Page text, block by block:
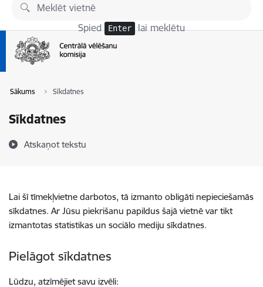
Pāriet uz lapas saturu
Spied Enter lai meklētu
Sākums Sīkdatnes
Sīkdatnes
Atskaņot tekstu
Lai šī tīmekļvietne darbotos, tā izmanto obligāti nepieciešamās
sīkdatnes. Ar Jūsu piekrišanu papildus šajā vietnē var tikt
izmantotas statistikas un sociālo mediju sīkdatnes.
Pielāgot sīkdatnes
Lūdzu, atzīmējiet savu izvēli: